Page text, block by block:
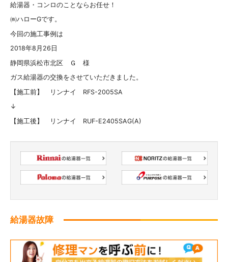
給湯器・コンロのことならお任せ！
㈱ハローGです。
今回の施工事例は
2018年8月26日
静岡県浜松市北区 Ｇ 様
ガス給湯器の交換をさせていただきました。
【施工前】 リンナイ RFS-2005SA
↓
【施工後】 リンナイ RUF-E2405SAG(A)
給湯器故障